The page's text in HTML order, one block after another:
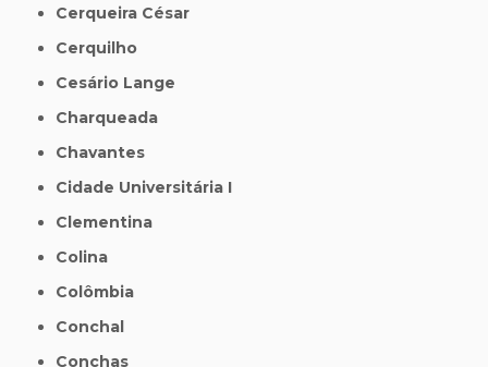
Cerqueira César
Cerquilho
Cesário Lange
Charqueada
Chavantes
Cidade Universitária I
Clementina
Colina
Colômbia
Conchal
Conchas